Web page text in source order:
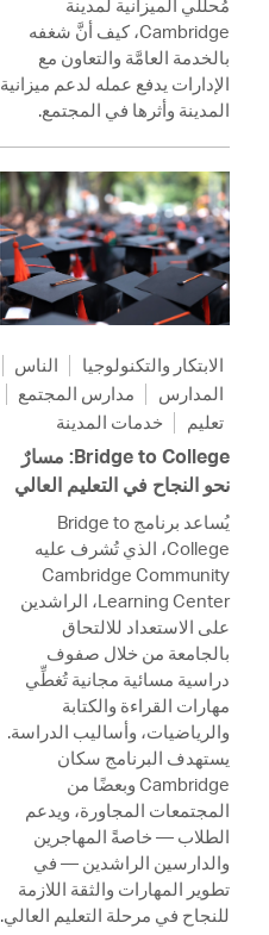
مُحلِّلي الميزانية لمدينة
Cambridge، كيف أنَّ شغفه
بالخدمة العامَّة والتعاون مع
الإدارات يدفع عمله لدعم ميزانية
المدينة وأثرها في المجتمع.
الابتكار والتكنولوجيا
الناس
المدارس
مدارس المجتمع
تعليم
خدمات المدينة
Bridge to College: مسارٌ
نحو النجاح في التعليم العالي
يُساعد برنامج Bridge to
College، الذي تُشرف عليه
Cambridge Community
Learning Center، الراشدين
على الاستعداد للالتحاق
بالجامعة من خلال صفوف
دراسية مسائية مجانية تُغطِّي
مهارات القراءة والكتابة
والرياضيات، وأساليب الدراسة.
يستهدف البرنامج سكان
Cambridge وبعضًا من
المجتمعات المجاورة، ويدعم
الطلاب — خاصةً المهاجرين
والدارسين الراشدين — في
تطوير المهارات والثقة اللازمة
للنجاح في مرحلة التعليم العالي.